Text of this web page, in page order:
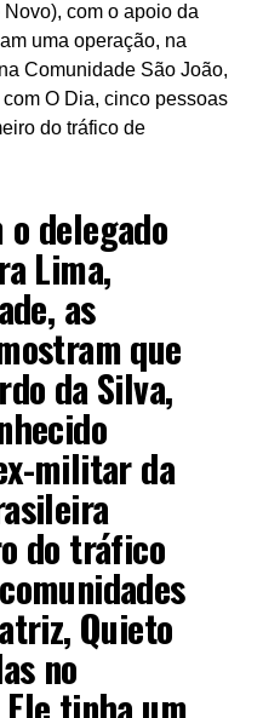
com o apoio da
uma operação, na
Comunidade São João,
O Dia, cinco pessoas
do tráfico de
o delegado
Lima,
as
que
da Silva,
militar da
do tráfico
Quieto
no